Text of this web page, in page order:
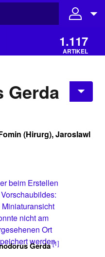
1.117
ARTIKEL
Gerda
(Hirurg), Jaroslawl
beim Erstellen
Miniaturansicht
nicht am
Ort
werden
Gerda [1]